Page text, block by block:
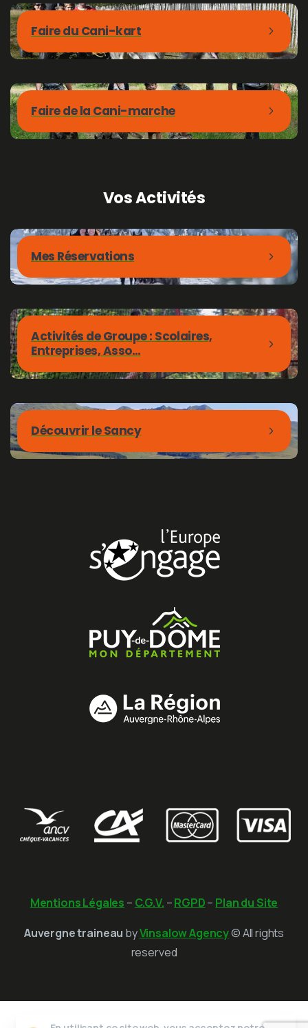
Faire du Cani-kart
Faire de la Cani-marche
VosActivités
Mes Réservations
Activités de Groupe : Scolaires,
Entreprises, Asso…
Découvrir le Sancy
Mentions Légales – C.G.V. –RGPD– Plan du Site
Auvergne traineau byVinsalow Agency© All rights
reserved